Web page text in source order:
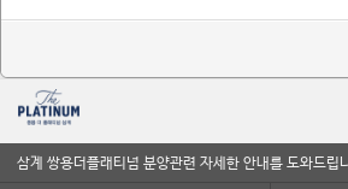
삼계 쌍용더플래티넘 분양관련 자세한 안내를 도와드립